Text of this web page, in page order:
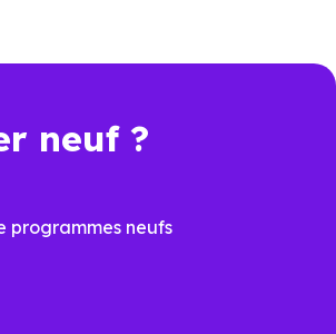
du bien
neuf ?
programmes neufs